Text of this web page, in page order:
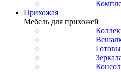
Прихожая
Мебель для прихожей